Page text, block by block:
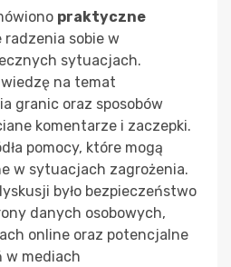
praktyczne
sobie w
sytuacjach.
na temat
granic oraz sposobów
komentarze i zaczepki.
pomocy, które mogą
w sytuacjach zagrożenia.
było bezpieczeństwo
danych osobowych,
online oraz potencjalne
w mediach